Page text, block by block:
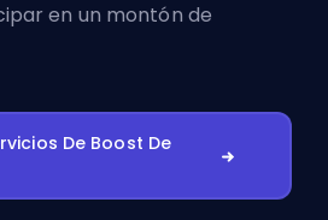
en un montón de
De Boost De